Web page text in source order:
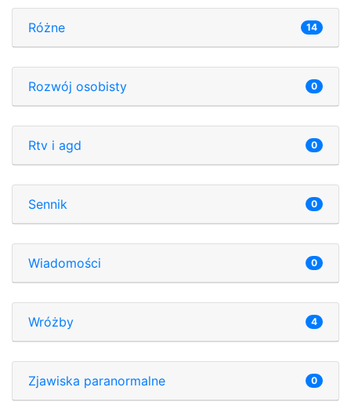
Różne 14
Rozwój osobisty 0
Rtv i agd 0
Sennik 0
Wiadomości 0
Wróżby 4
Zjawiska paranormalne 0